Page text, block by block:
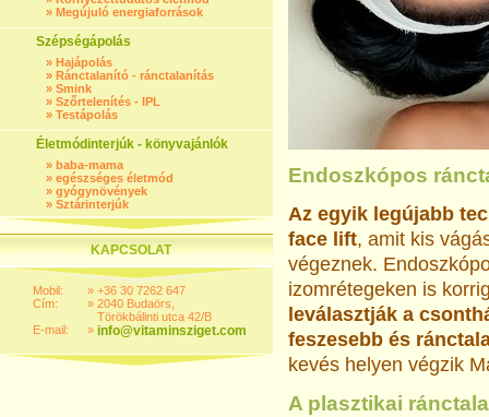
» Megújuló energiaforrások
Szépségápolás
» Hajápolás
» Ránctalanító - ránctalanítás
» Smink
» Szőrtelenítés - IPL
» Testápolás
Életmódinterjúk - könyvajánlók
» baba-mama
» egészséges életmód
» gyógynövények
» Sztárinterjúk
KAPCSOLAT
Mobil:
Cím:
E-mail:
»
»
»
+36 30 7262 647
2040 Budaörs,
Törökbálinti utca 42/B
info@vitaminsziget.com
Endoszkópos
Az egyik legújabb
face lift, amit kis
végeznek.
izomrétegeken is
leválasztják a
feszesebb és
kevés helyen végzik
A plasztikai